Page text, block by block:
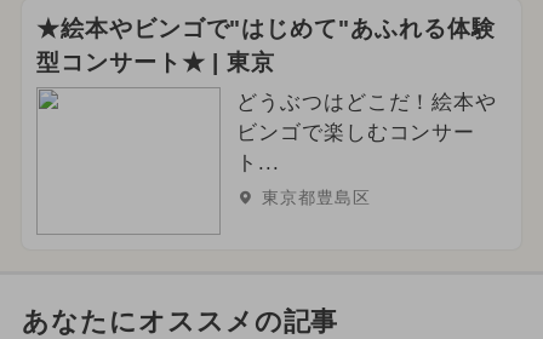
★絵本やビンゴで"はじめて"あふれる体験
型コンサート★ | 東京
どうぶつはどこだ！絵本や
ビンゴで楽しむコンサー
ト...
東京都豊島区
あなたにオススメの記事